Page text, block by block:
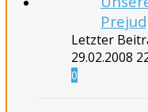
Letzter
29.02.2008
0